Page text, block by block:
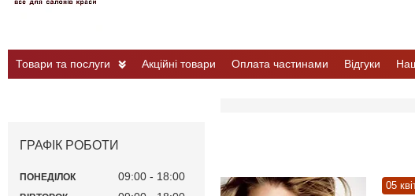
Товари та послуги Акційні товари Оплата частинами Відгуки
05
ГРАФІК РОБОТИ
ПОНЕДІЛОК 09:00 18:00